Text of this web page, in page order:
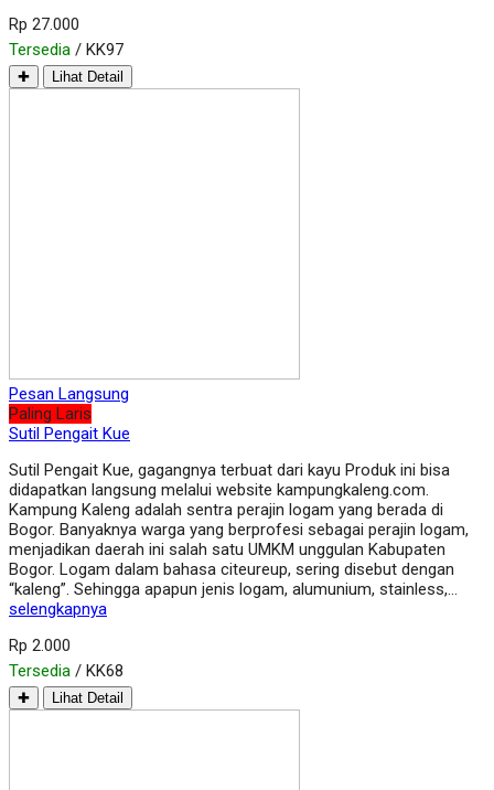
Rp 27.000
Tersedia / KK97
✚ Lihat Detail
Pesan Langsung
Paling Laris
Sutil Pengait Kue
Sutil Pengait Kue, gagangnya terbuat dari kayu Produk ini bisa
didapatkan langsung melalui website kampungkaleng.com.
Kampung Kaleng adalah sentra perajin logam yang berada di
Bogor. Banyaknya warga yang berprofesi sebagai perajin logam,
menjadikan daerah ini salah satu UMKM unggulan Kabupaten
Bogor. Logam dalam bahasa citeureup, sering disebut dengan
“kaleng”. Sehingga apapun jenis logam, alumunium, stainless,…
selengkapnya
Rp 2.000
Tersedia / KK68
✚ Lihat Detail